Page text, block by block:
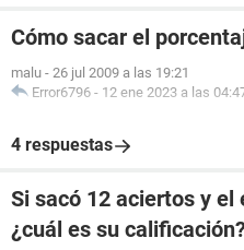
Cómo sacar el
malu - 26 jul 2009 a las 19:21
Error6796 - 12 ene 2023 a las
4 respuestas
Si sacó 12 aciertos y el
¿cuál es su